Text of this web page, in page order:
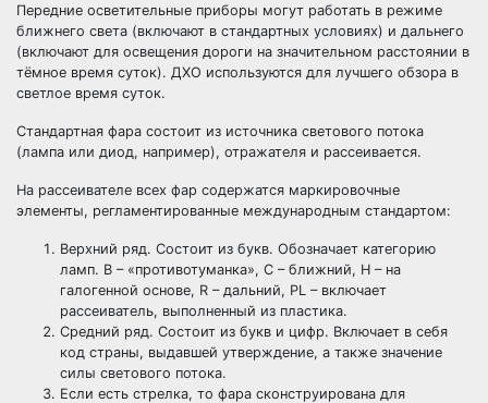
Передние осветительные приборы могут работать в режиме
ближнего света (включают в стандартных условиях) и дальнего
(включают для освещения дороги на значительном расстоянии в
тёмное время суток). ДХО используются для лучшего обзора в
светлое время суток.
Стандартная фара состоит из источника светового потока
(лампа или диод, например), отражателя и рассеивается.
На рассеивателе всех фар содержатся маркировочные
элементы, регламентированные международным стандартом:
Верхний ряд. Состоит из букв. Обозначает категорию
ламп. B – «противотуманка», C – ближний, H – на
галогенной основе, R – дальний, PL – включает
рассеиватель, выполненный из пластика.
Средний ряд. Состоит из букв и цифр. Включает в себя
код страны, выдавшей утверждение, а также значение
силы светового потока.
Если есть стрелка, то фара сконструирована для